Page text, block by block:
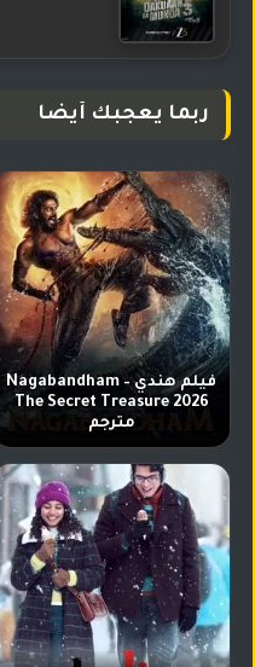
ربما يعجبك أيضا
فيلم هندي Nagabandham –
The Secret Treasure 2026
مترجم